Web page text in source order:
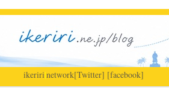
ikeriri|network[Twitter] [facebook]